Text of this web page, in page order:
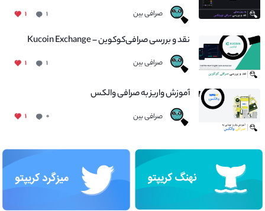
صرافی بین ۱ ۱
نقد و بررسی صرافی‌کوکوین – Kucoin Exchange
صرافی بین ۱ ۱
آموزش واریز به صرافی والکس
صرافی بین ۰ ۱